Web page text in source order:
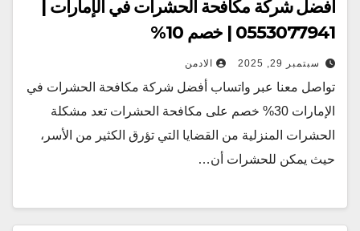
أفضل شركة مكافحة الحشرات في الإمارات |
0553077941 | خصم 10%
سبتمبر 29, 2025 الادمن
تواصل معنا عبر واتساب أفضل شركة مكافحة الحشرات في
الإمارات 30% خصم على مكافحة الحشرات تعد مشكلة
الحشرات المنزلية من القضايا التي تؤرق الكثير من الأسر،
حيث يمكن للحشرات أن…